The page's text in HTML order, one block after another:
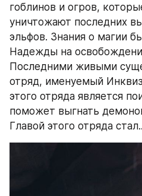
гоблинов и огров,
уничтожают последних
эльфов. Знания о магии
Надежды на
Последними живыми
отряд, именуемый
этого отряда является
поможет выгнать
Главой этого отряда